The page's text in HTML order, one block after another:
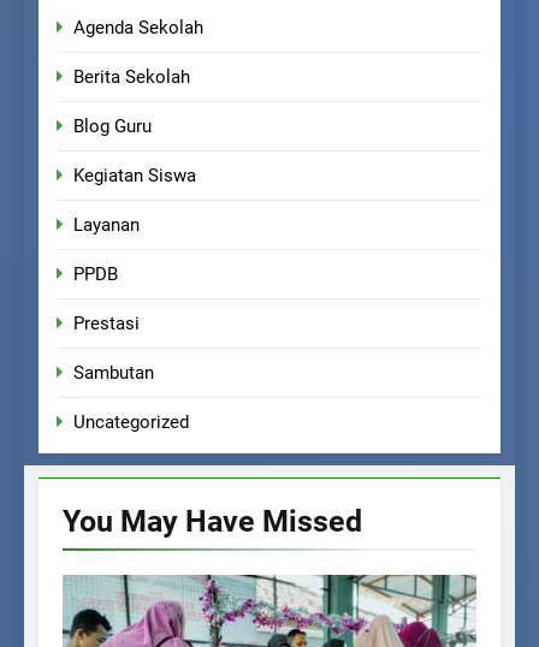
Agenda Sekolah
Berita Sekolah
Blog Guru
Kegiatan Siswa
Layanan
PPDB
Prestasi
Sambutan
Uncategorized
You May Have Missed
KEGIATAN SISWA